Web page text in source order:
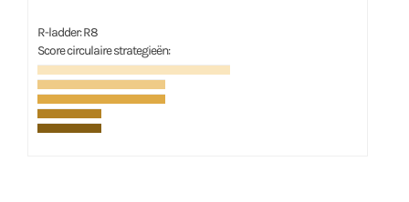
R-ladder: R8
Score circulaire strategieën: